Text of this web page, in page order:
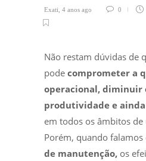
Exati 4 anos ago 0
Não restam dúvidas de
pode comprometer a
operacional, diminuir
produtividade e
em todos os âmbitos de
Porém, quando falamos
de manutenção, os